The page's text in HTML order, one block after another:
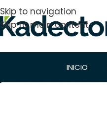
Skip to navigation
Skip to main content
INICIO